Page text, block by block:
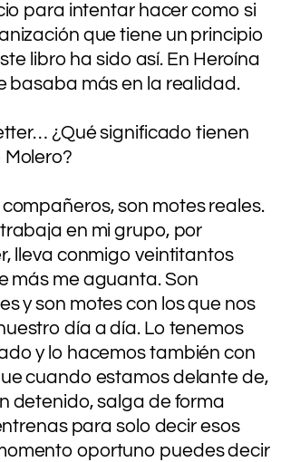
para intentar hacer como si
que tiene un principio
libro ha sido así. En Heroína
basaba más en la realidad.
¿Qué significado tienen
compañeros, son motes reales.
en mi grupo, por
lleva conmigo veintitantos
más me aguanta. Son
y son motes con los que nos
día a día. Lo tenemos
y lo hacemos también con
cuando estamos delante de,
detenido, salga de forma
para solo decir esos
oportuno puedes decir